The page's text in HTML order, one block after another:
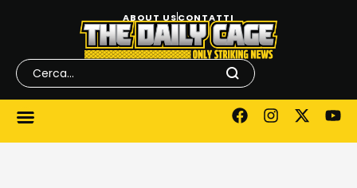
ABOUT USCONTATTI